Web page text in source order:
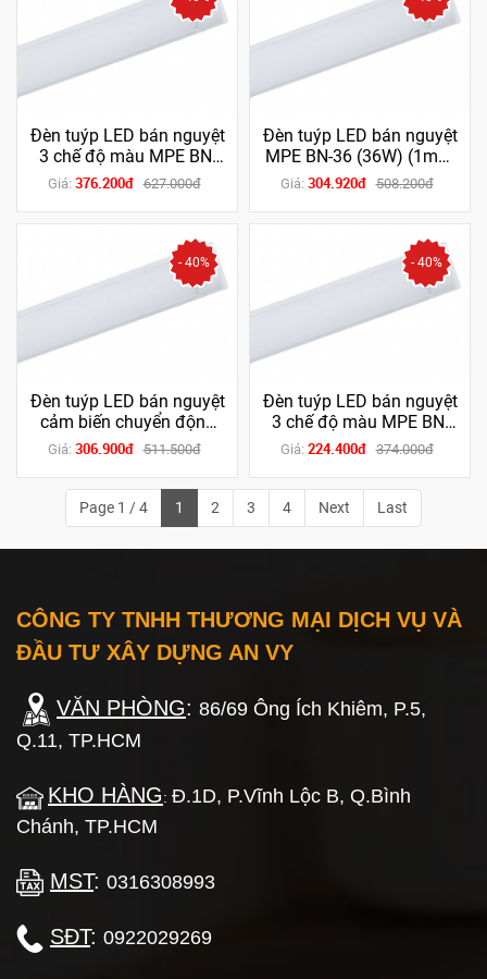
Đèn tuýp LED bán nguyệt
3 chế độ màu MPE BN-
36/3C (36W) (1m2)
Giá: 376.200đ 627.000đ
Đèn tuýp LED bán nguyệt
MPE BN-36 (36W) (1m2)
(Trắng/Trung tính/Vàng)
Giá: 304.920đ 508.200đ
- 40%
Đèn tuýp LED bán nguyệt
cảm biến chuyển động
BN-18T/MS (18W) (6 tấc)
Giá: 306.900đ 511.500đ
- 40%
Đèn tuýp LED bán nguyệt
3 chế độ màu MPE BN-
18/3C (18W) (6 tấc)
Giá: 224.400đ 374.000đ
Page 1 / 4 1 2 3 4 Next Last
CÔNG TY TNHH THƯƠNG MẠI DỊCH VỤ VÀ
ĐẦU TƯ XÂY DỰNG AN VY
VĂN PHÒNG: 86/69 Ông Ích Khiêm, P.5,
Q.11, TP.HCM
KHO HÀNG: Đ.1D, P.Vĩnh Lộc B, Q.Bình
Chánh, TP.HCM
MST: 0316308993
SĐT: 0922029269